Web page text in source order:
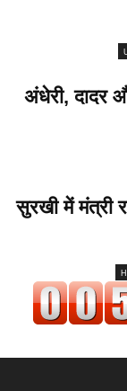
अंधेरी, दादर
सुरखी में मंत्री